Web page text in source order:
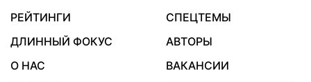
РЕЙТИНГИ
СПЕЦТЕМЫ
ДЛИННЫЙ ФОКУС
АВТОРЫ
О НАС
ВАКАНСИИ